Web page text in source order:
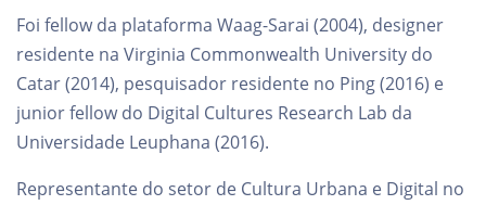
Foi fellow da plataforma Waag-Sarai (2004), designer
residente na Virginia Commonwealth University do
Catar (2014), pesquisador residente no Ping (2016) e
junior fellow do Digital Cultures Research Lab da
Universidade Leuphana (2016).
Representante do setor de Cultura Urbana e Digital no